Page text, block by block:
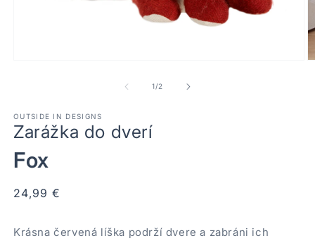
okne
1/z2
OUTSIDE IN DESIGNS
Zarážka do dverí
Fox
Normálna
24,99 €
Krásna červená líška podrží dvere a zabráni ich